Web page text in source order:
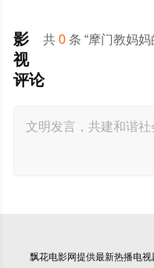
共0 条 “摩门教妈
影
视
评论
飘花电影网提供最新热播电